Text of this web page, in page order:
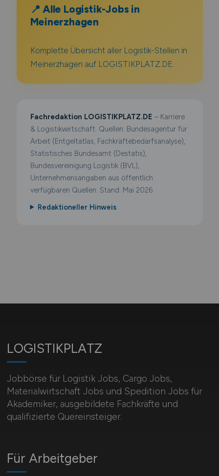
📍 Alle Logistik-Jobs in
Meinerzhagen
Komplette Übersicht aller Logistik-Stellen in
Meinerzhagen auf LOGISTIKPLATZ.DE.
Fachredaktion LOGISTIKPLATZ.DE – Karriere
& Logistikwirtschaft. Quellen: Bundesagentur für
Arbeit (Entgeltatlas, Fachkräftebedarfsanalyse),
Statistisches Bundesamt (Destatis),
Bundesvereinigung Logistik (BVL),
Unternehmensangaben aus öffentlich
verfügbaren Quellen. Stand: Mai 2026.
Redaktioneller Hinweis
LOGISTIKPLATZ
Jobbörse für Logistik Jobs, Cargo Jobs,
Materialwirtschaft Jobs und Spedition Jobs für
Akademiker, ausgebildete Fachkräfte und
qualifizierte Quereinsteiger.
Für Arbeitgeber